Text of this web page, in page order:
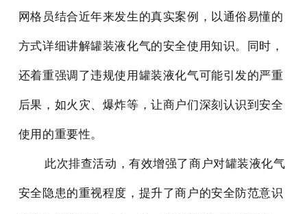
网格员结合近年来发生的真实案例，以通俗易懂的
方式详细讲解罐装液化气的安全使用知识。同时，
还着重强调了违规使用罐装液化气可能引发的严重
后果，如火灾、爆炸等，让商户们深刻认识到安全
使用的重要性。
此次排查活动，有效增强了商户对罐装液化气
安全隐患的重视程度，提升了商户的安全防范意识